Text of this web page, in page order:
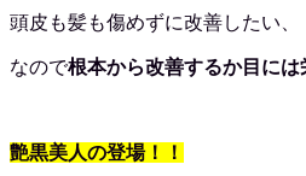
頭皮も髪も傷めずに改善したい、
なので根本から改善するか目に
艶黒美人の登場！！